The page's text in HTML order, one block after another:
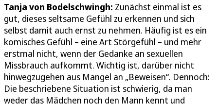
Tanja von Bodelschwingh: Zunächst einmal ist es
gut, dieses seltsame Gefühl zu erkennen und sich
selbst damit auch ernst zu nehmen. Häufig ist es ein
komisches Gefühl – eine Art Störgefühl – und mehr
erstmal nicht, wenn der Gedanke an sexuellen
Missbrauch aufkommt. Wichtig ist, darüber nicht
hinwegzugehen aus Mangel an „Beweisen“. Dennoch:
Die beschriebene Situation ist schwierig, da man
weder das Mädchen noch den Mann kennt und